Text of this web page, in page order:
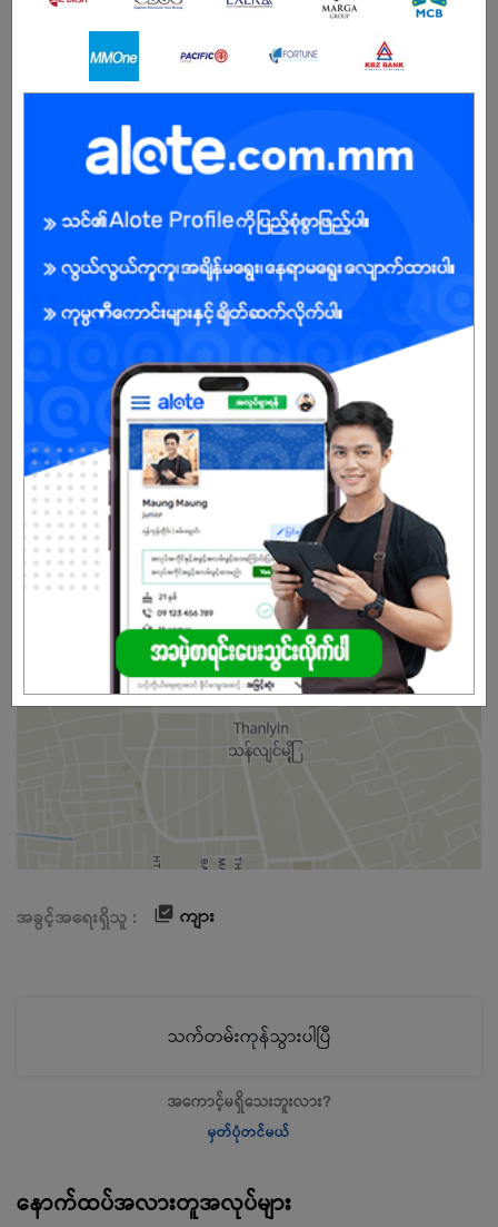
Experience
Essential
Minimum 1 years’ experience in the security industry
Knowledge & Skills
Essential
Strong attention to detail.
Ability to remain calm and alert in stressful situations.
Languages
Burmese
အကျိုးအမြတ်
• Mobile Phone Allowance
• Life Insurance
• Limited Medical Cover
အခွင့်အရေးရှိသူ : ကျား
သက်တမ်းကုန်သွားပါပြီ
အကောင့်မရှိသေးဘူးလား?
မှတ်ပုံတင်မယ်
နောက်ထပ်အလားတူအလုပ်များ